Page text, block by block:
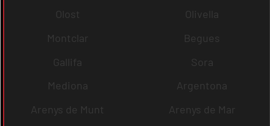
Olost
Olivella
Montclar
Begues
Gallifa
Sora
Mediona
Argentona
Arenys de Munt
Arenys de Mar